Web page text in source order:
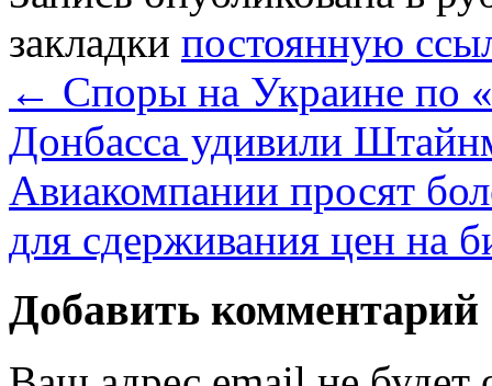
закладки постоянную
← Споры на Украине по
Донбасса удивили
Авиакомпании просят
для сдерживания цен на
Добавить комментарий